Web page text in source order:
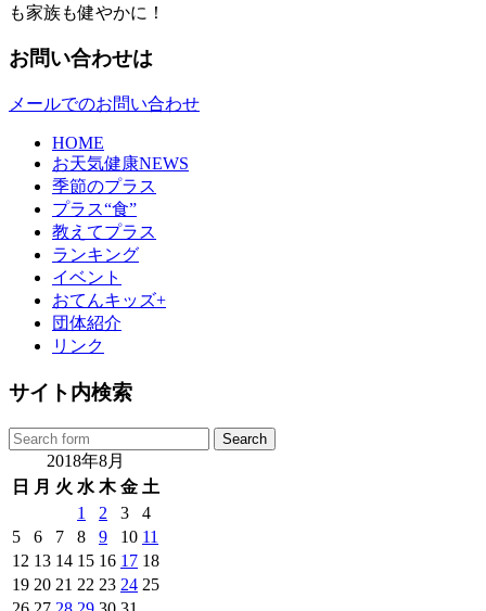
も家族も健やかに！
お問い合わせは
メールでのお問い合わせ
HOME
お天気健康NEWS
季節のプラス
プラス“食”
教えてプラス
ランキング
イベント
おてんキッズ+
団体紹介
リンク
サイト内検索
2018年8月
日
月 火 水 木 金 土
1
2 3
4
5
6 7 8 9 10 11
12 13 14 15 16 17 18
19 20 21 22 23 24 25